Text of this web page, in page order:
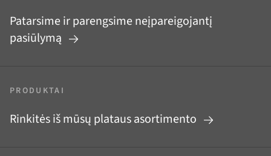
Patarsime ir parengsime neįpareigojantį
pasiūlymą
PRODUKTAI
Rinkitės iš mūsų plataus asortimento